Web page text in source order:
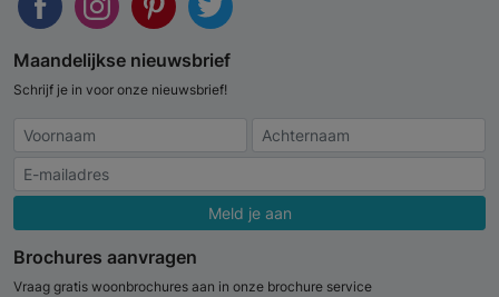
Maandelijkse nieuwsbrief
Schrijf je in voor onze nieuwsbrief!
Meld je aan
Brochures aanvragen
Vraag gratis woonbrochures aan in onze brochure service